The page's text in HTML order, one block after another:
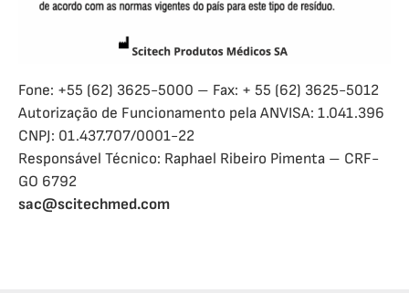
Fone: +55 (62) 3625-5000 – Fax: + 55 (62) 3625-5012
Autorização de Funcionamento pela ANVISA: 1.041.396
CNPJ: 01.437.707/0001-22
Responsável Técnico: Raphael Ribeiro Pimenta – CRF-
GO 6792
sac@scitechmed.com